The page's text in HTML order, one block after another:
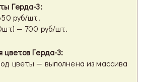
Герда-3:
руб/шт.
— 700 руб/шт.
цветов Герда-3:
цветы — выполнена из массива